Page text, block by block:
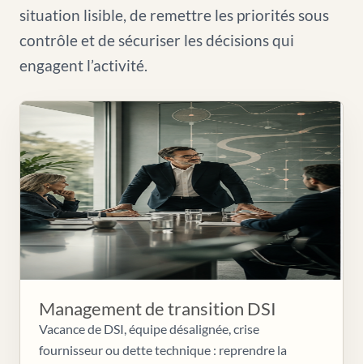
situation lisible, de remettre les priorités sous
contrôle et de sécuriser les décisions qui
engagent l’activité.
Management de transition DSI
Vacance de DSI, équipe désalignée, crise
fournisseur ou dette technique : reprendre la